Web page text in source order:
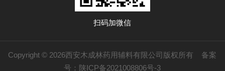
扫码加微信
Copyright © 2026西安木成林药用辅料有限公司版权所有 备案
号：陕ICP备2021008806号-3